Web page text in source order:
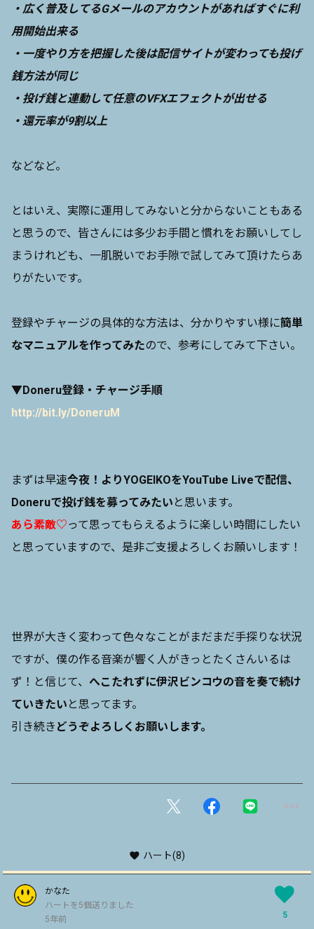
・広く普及してるGメールのアカウントがあればすぐに利
用開始出来る
・一度やり方を把握した後は配信サイトが変わっても投げ
銭方法が同じ
・投げ銭と連動して任意のVFXエフェクトが出せる
・還元率が9割以上
などなど。
とはいえ、実際に運用してみないと分からないこともある
と思うので、皆さんには多少お手間と慣れをお願いしてし
まうけれども、一肌脱いでお手隙で試してみて頂けたらあ
りがたいです。
登録やチャージの具体的な方法は、分かりやすい様に簡単
なマニュアルを作ってみたので、参考にしてみて下さい。
▼Doneru登録・チャージ手順
http://bit.ly/DoneruM
まずは早速今夜！よりYOGEIKOをYouTube Liveで配信、
Doneruで投げ銭を募ってみたい と思います。
あら素敵♡って思ってもらえるように楽しい時間にしたい
と思っていますので、是非ご支援よろしくお願いします！
世界が大きく変わって色々なことがまだまだ手探りな状況
ですが、僕の作る音楽が響く人がきっとたくさんいるは
ず！と信じて、 へこたれずに伊沢ビンコウの音を奏で続け
ていきたい と思ってます。
引き続き どうぞよろしくお願いします。
ハート(8)
かなた
ハートを5個送りました
5年前
5